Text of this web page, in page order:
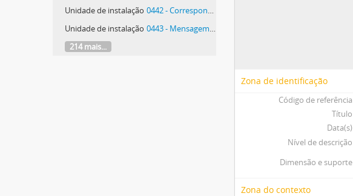
Unidade de instalação 0442 - Correspondência de Perfecto Cuadrado Fernández e outros
Unidade de instalação 0443 - Mensagem de Fred Phillips
214 mais...
Zona de identificação
Código de referência
Título
Data(s)
Nível de descrição
Dimensão e suporte
Zona do contexto